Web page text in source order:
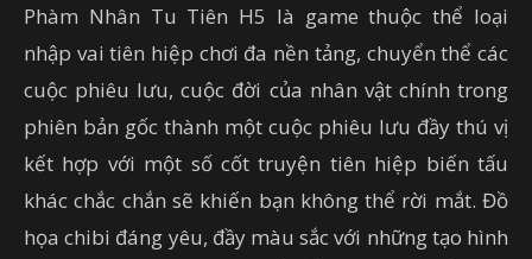
Phàm Nhân Tu Tiên H5 là game thuộc thể loại
nhập vai tiên hiệp chơi đa nền tảng, chuyển thể các
cuộc phiêu lưu, cuộc đời của nhân vật chính trong
phiên bản gốc thành một cuộc phiêu lưu đầy thú vị
kết hợp với một số cốt truyện tiên hiệp biến tấu
khác chắc chắn sẽ khiến bạn không thể rời mắt. Đồ
họa chibi đáng yêu, đầy màu sắc với những tạo hình